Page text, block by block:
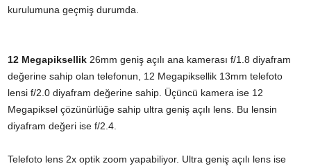
kurulumuna geçmiş durumda.
12 Megapiksellik 26mm geniş açılı ana kamerası f/1.8 diyafram
değerine sahip olan telefonun, 12 Megapiksellik 13mm telefoto
lensi f/2.0 diyafram değerine sahip. Üçüncü kamera ise 12
Megapiksel çözünürlüğe sahip ultra geniş açılı lens. Bu lensin
diyafram değeri ise f/2.4.
Telefoto lens 2x optik zoom yapabiliyor. Ultra geniş açılı lens ise